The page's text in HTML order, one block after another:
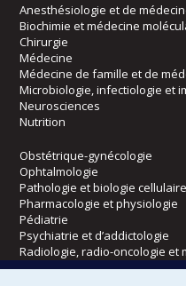
Anesthésiologie et de
Biochimie et médecine
Chirurgie
Médecine
Médecine de famille et de
Microbiologie, infectiologie et
Neurosciences
Nutrition
Obstétrique-gynécologie
Ophtalmologie
Pathologie et biologie cellulaire
Pharmacologie et physiologie
Pédiatrie
Psychiatrie et d’addictologie
Radiologie, radio-oncologie et